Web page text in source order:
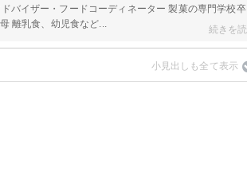
バイザー・フードコーディネーター 製菓の専門学校卒
離乳食、幼児食など...